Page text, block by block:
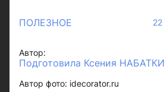
ПОЛЕЗНОЕ
Автор:
Подготовила Ксения
Автор фото: idecorator.ru